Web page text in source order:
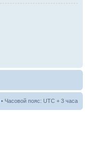
• Часовой пояс: UTC + 3 часа